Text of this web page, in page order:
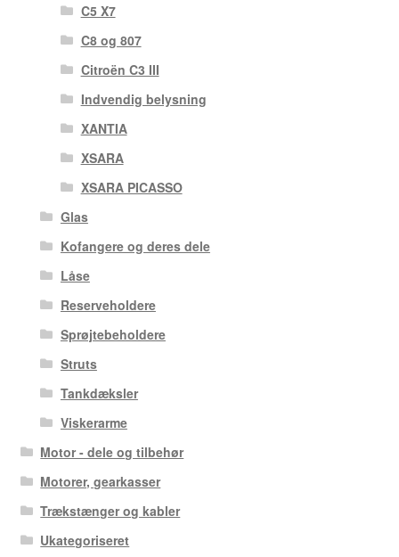
C5 X7
C8 og 807
Citroën C3 III
Indvendig belysning
XANTIA
XSARA
XSARA PICASSO
Glas
Kofangere og deres dele
Låse
Reserveholdere
Sprøjtebeholdere
Struts
Tankdæksler
Viskerarme
Motor - dele og tilbehør
Motorer, gearkasser
Trækstænger og kabler
Ukategoriseret